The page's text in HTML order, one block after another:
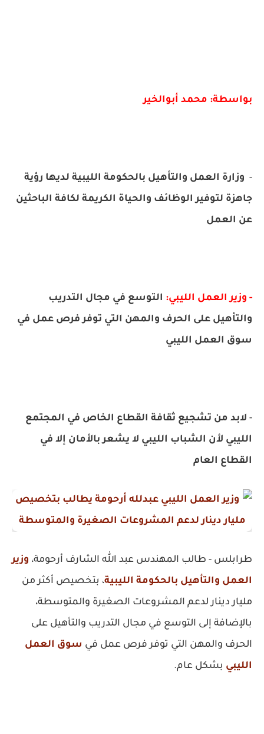
بواسطة: محمد أبوالخير
- وزارة العمل والتأهيل بالحكومة الليبية لديها رؤية
جاهزة لتوفير الوظائف والحياة الكريمة لكافة الباحثين
عن العمل
- وزير العمل الليبي: التوسع في مجال التدريب
والتأهيل على الحرف والمهن التي توفر فرص عمل في
سوق العمل الليبي
- لابد من تشجيع ثقافة القطاع الخاص في المجتمع
الليبي لأن الشباب الليبي لا يشعر بالأمان إلا في
القطاع العام
طرابلس - طالب المهندس عبد الله الشارف أرحومة، وزير
العمل والتأهيل بالحكومة الليبية، بتخصيص أكثر من
مليار دينار لدعم المشروعات الصغيرة والمتوسطة،
بالإضافة إلى التوسع في مجال التدريب والتأهيل على
الحرف والمهن التي توفر فرص عمل في سوق العمل
الليبي بشكل عام.